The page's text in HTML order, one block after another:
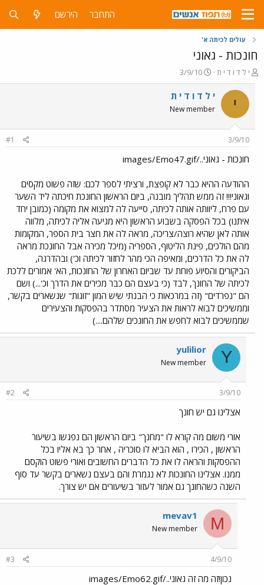
התחבר הירשם
עולים לכיתה א'
חונכות - גאוני
פ
ו
ת
ח
ה
ו
ש
א
י ל ד ו ד י ת
פ
ו
ר
ם
ר
3/9/10
י י ל ד ו ד י ת
New member
3/9/10
#1
חונכות - גאוני../images/Emo47.gif
ההודעה ההיא כבר לא קופצת, ורציתי לספר לכם: שזה פשוט מקסים
וגאוני!!! זה ממש תהליך מובנה, ביום הראשון החונכת חיכתה ליד השער
עם פרח, ליוותה אותה לכיתה, סייעה לה למצוא את מקומה (כמובן יחד
איתנו) בכל הפסקה בשבוע הראשון היא מגיעה אליה לכיתה, מלווה
אותה לאן שהיא רוצה/צריכה, מראה לה את חצר בית הספר, המקומות
מהם הולכים, פינת הליטוף, הספריה (מיכל מכירה אבל החונכת מראה
לה את כל הדרכים, ומאיפה הכי מהר לחזור לכיתה וכ') ובהדרגה,
הביקורים והסיוע פוחת עד שביום האחרון של החונכות, הא' אמורים ללכת
לכיתה של החונך, לבד (כי בעצם הם כבר מכירים את הדרך וכ'...) ושם
הם "נפרדים" (זה במרכאות כי הבנתי שיש המון "זוגות" שנשארים בקשר,
וממשיכים לבוא לראות את הצעיר מסתדר בהפסקות והצעירים
שממשיכים לבוא לחפש את החונכים שלהם....)
Y
yulilior
New member
3/9/10
#2
אצלינו גם יש חונך
אורי משום מה קורא לו "מחנך" ביום הראשון הם נפגשו בשיעור
הראשון , הכירו , הוא הביא לו סוכריה , אחר כך בא אליו בכל
ההפסקות והראה לו את כל הדברים החשובים ואורי פשוט הוקסם
ממנו. אצלינו החונכות לא נגמרת והם בעצם נשארים בקשר עד סוף
השנה כשהחונך גם אמור לעזור בשיעורים אם יש צורך.
M
mevav1
New member
4/9/10
#3
נכון!זה מה זה גאוני../images/Emo62.gif